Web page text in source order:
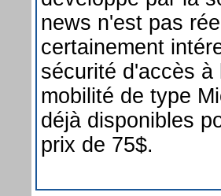
news n'est pas
certainement
sécurité d'accès
mobilité de type
déjà disponibles
prix de 75$.